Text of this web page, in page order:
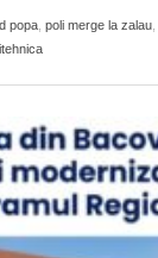
popa poli merge la zalau